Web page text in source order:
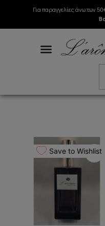
Μετάβαση
περιεχόμενο
Για παραγγελίες άνω των
Save to Wishlist